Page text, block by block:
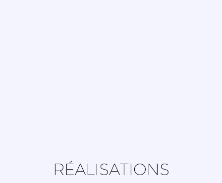
RÉALISATIONS